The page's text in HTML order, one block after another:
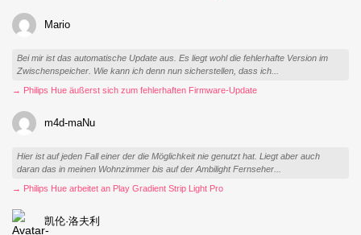
Mario
Bei mir ist das automatische Update aus. Es liegt wohl die fehlerhafte Version im
Zwischenspeicher. Wie kann ich denn nun sicherstellen, dass ich...
→ Philips Hue äußerst sich zum fehlerhaften Firmware-Update
m4d-maNu
Hier ist auf jeden Fall einer der die Möglichkeit nie genutzt hat. Liegt aber auch
daran das in meinen Wohnzimmer bis auf der Ambilight Fernseher...
→ Philips Hue arbeitet an Play Gradient Strip Light Pro
凯伦·洛夫利